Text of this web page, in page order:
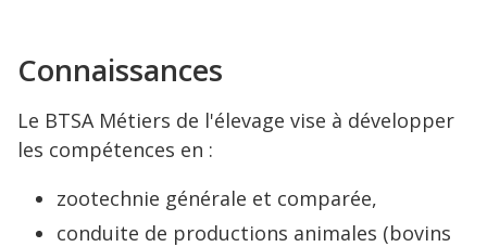
Connaissances
Le BTSA Métiers de l'élevage vise à développer
les compétences en :
zootechnie générale et comparée,
conduite de productions animales (bovins